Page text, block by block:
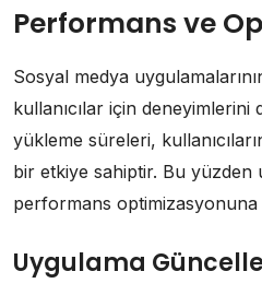
Performans ve
Sosyal medya
kullanıcılar için deneyimlerini
yükleme süreleri,
bir etkiye sahiptir. Bu yüzden
performans
Uygulama